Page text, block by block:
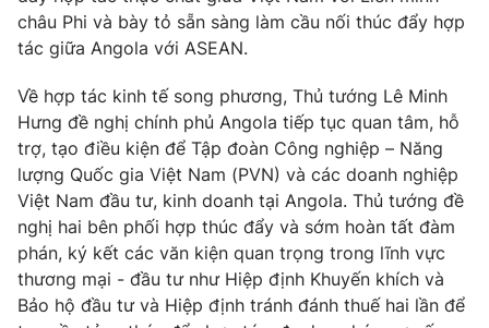
Liên hệ tòa soạn English
THỜI BÁO VTV
Theo dõi báo trên
Cơ quan chủ quản: Đài Truyền hình Việt Nam
châu Phi và bày tỏ sẵn sàng làm cầu nối thúc đẩy hợp
tác giữa Angola với ASEAN.
Về hợp tác kinh tế song phương, Thủ tướng Lê Minh
Hưng đề nghị chính phủ Angola tiếp tục quan tâm, hỗ
trợ, tạo điều kiện để Tập đoàn Công nghiệp – Năng
lượng Quốc gia Việt Nam (PVN) và các doanh nghiệp
Việt Nam đầu tư, kinh doanh tại Angola. Thủ tướng đề
nghị hai bên phối hợp thúc đẩy và sớm hoàn tất đàm
phán, ký kết các văn kiện quan trọng trong lĩnh vực
thương mại - đầu tư như Hiệp định Khuyến khích và
Bảo hộ đầu tư và Hiệp định tránh đánh thuế hai lần để